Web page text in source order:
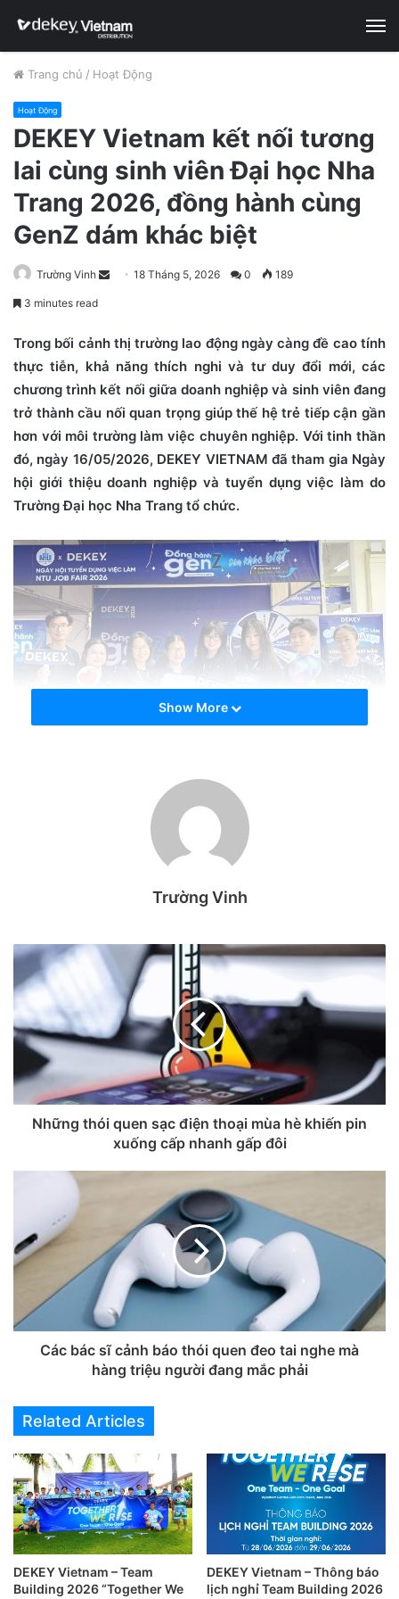
Trang chủ / Hoạt Động
Hoạt Động
DEKEY Vietnam kết nối tương
lai cùng sinh viên Đại học Nha
Trang 2026, đồng hành cùng
GenZ dám khác biệt
Trường Vinh
d
n
i
l
18 Tháng 5, 2026 0 189
3 minutes read
Trong bối cảnh thị trường lao động ngày càng đề cao tính
thực tiễn, khả năng thích nghi và tư duy đổi mới, các
chương trình kết nối giữa doanh nghiệp và sinh viên đang
trở thành cầu nối quan trọng giúp thế hệ trẻ tiếp cận gần
hơn với môi trường làm việc chuyên nghiệp. Với tinh thần
đó, ngày 16/05/2026, DEKEY VIETNAM đã tham gia Ngày
hội giới thiệu doanh nghiệp và tuyển dụng việc làm do
Trường Đại học Nha Trang tổ chức.
Công tác tổ chức chuyên nghiệp, hỗ
Sự kiện năm nay quy tụ nhiều doanh nghiệp hoạt động
nhiều chuyên ngành khác nhau. Không chỉ là hoạt động
tuyển dụng, chương trình còn tạo ra không gian trao đổi cởi
mở giữa doanh nghiệp và sinh viên về định hướng nghề
nghiệp, nhu cầu nhân lực và những kỹ năng cần thiết trong
thời đại mới.
Show More
Trường Vinh
Những thói quen sạc điện thoại mùa hè khiến pin
xuống cấp nhanh gấp đôi
Các bác sĩ cảnh báo thói quen đeo tai nghe mà
hàng triệu người đang mắc phải
Related Articles
DEKEY Vietnam – Team
Building 2026 “Together We
DEKEY Vietnam – Thông báo
lịch nghỉ Team Building 2026